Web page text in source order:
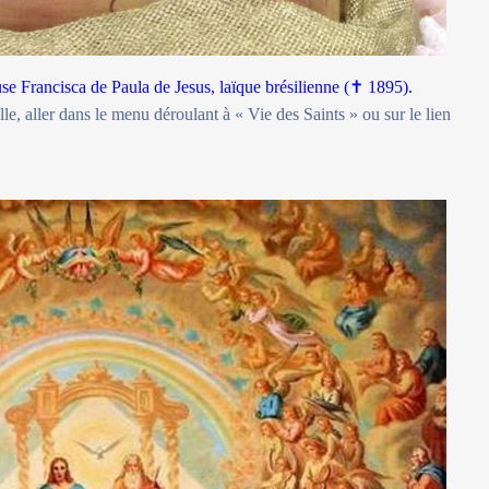
Francisca de Paula de Jesus, laïque brésilienne (✝ 1895).
aller dans le menu déroulant à « Vie des Saints » ou sur le lien